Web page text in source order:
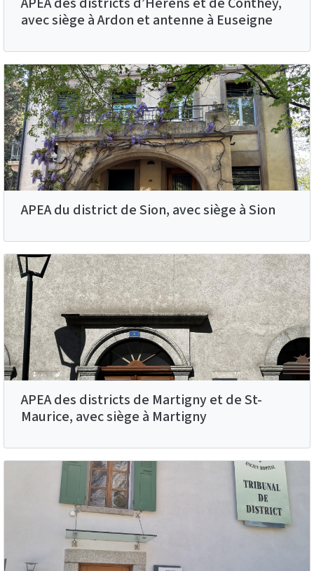
avec siège à Ardon et antenne à Euseigne
APEA du district de Sion, avec siège à Sion
APEA des districts de Martigny et de St-
Maurice, avec siège à Martigny